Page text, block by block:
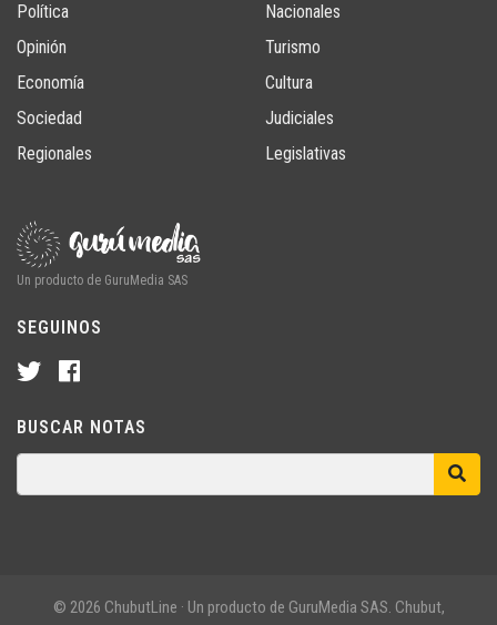
Política
Opinión
Economía
Sociedad
Regionales
Nacionales
Turismo
Cultura
Judiciales
Legislativas
Un producto de GuruMedia SAS
SEGUINOS
BUSCAR NOTAS
© 2026 ChubutLine · Un producto de GuruMedia SAS. Chubut,